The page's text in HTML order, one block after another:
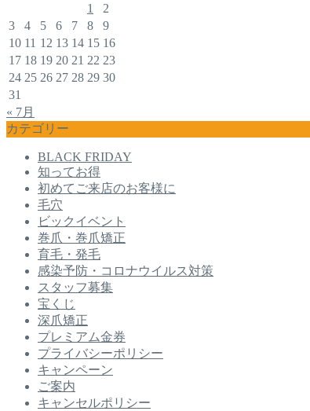
1
2
3
4 5 6 7 8
9
10 11 12 13 14 15 16
17 18 19 20 21 22 23
24 25 26 27 28 29 30
31
« 7月
カテゴリー
BLACK FRIDAY
知ってお得
初めてご来店のお客様に
毛穴
ビックイベント
巻爪・巻爪矯正
育毛・発毛
感染予防・コロナウイルス対策
スタッフ募集
宝くじ
深爪矯正
プレミアム金券
プライバシーポリシー
キャンペーン
ご案内
キャンセルポリシー